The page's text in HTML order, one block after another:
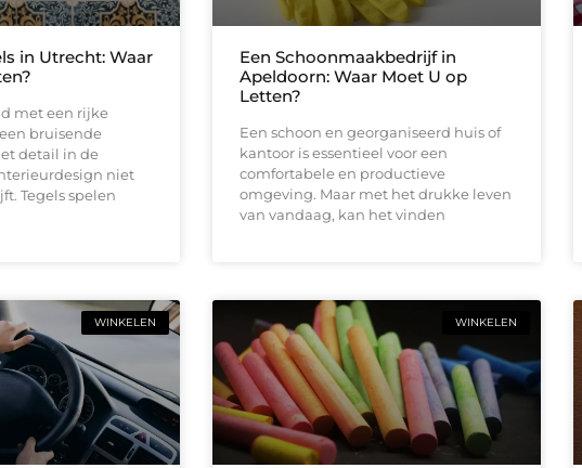
in Utrecht: Waar
met een rijke
bruisende
detail in de
niet
Tegels spelen
Een Schoonmaakbedrijf in
Apeldoorn: Waar Moet U op
Letten?
Een schoon en georganiseerd huis of
kantoor is essentieel voor een
comfortabele en productieve
omgeving. Maar met het drukke leven
van vandaag, kan het vinden
WINKELEN WINKELEN